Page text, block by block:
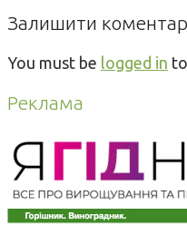
Залишити коментар
You must be logged in
Реклама